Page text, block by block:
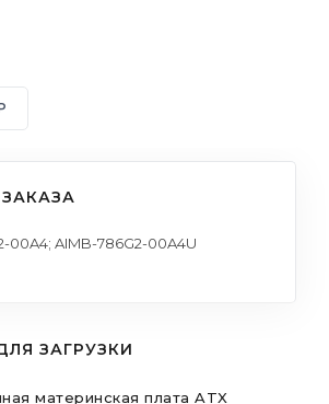
00A4; AIMB-786G2-00A4U
ЗАГРУЗКИ
материнская плата ATX